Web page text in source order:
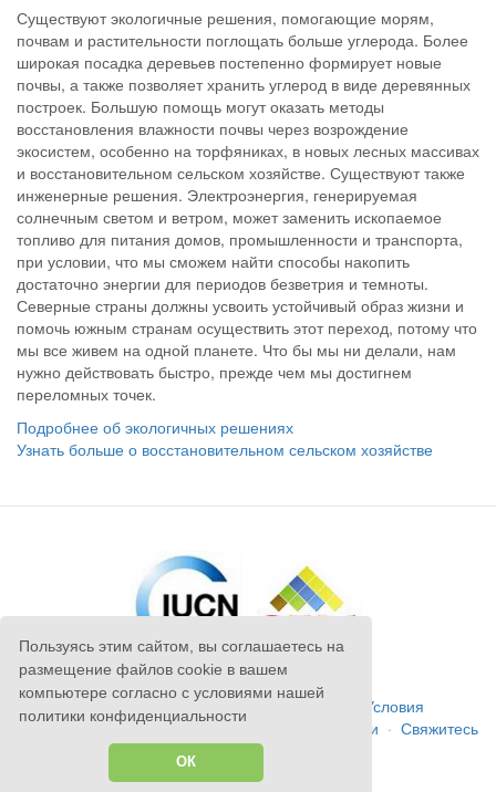
Пользуясь этим сайтом, вы соглашаетесь на
размещение файлов cookie в вашем
компьютере согласно с условиями нашей
политики конфиденциальности
ОК
Существуют экологичные решения, помогающие морям,
почвам и растительности поглощать больше углерода. Более
широкая посадка деревьев постепенно формирует новые
почвы, а также позволяет хранить углерод в виде деревянных
построек. Большую помощь могут оказать методы
восстановления влажности почвы через возрождение
экосистем, особенно на торфяниках, в новых лесных массивах
и восстановительном сельском хозяйстве. Существуют также
инженерные решения. Электроэнергия, генерируемая
солнечным светом и ветром, может заменить ископаемое
топливо для питания домов, промышленности и транспорта,
при условии, что мы сможем найти способы накопить
достаточно энергии для периодов безветрия и темноты.
Северные страны должны усвоить устойчивый образ жизни и
помочь южным странам осуществить этот переход, потому что
мы все живем на одной планете. Что бы мы ни делали, нам
нужно действовать быстро, прежде чем мы достигнем
переломных точек.
Подробнее об экологичных решениях
Узнать больше о восстановительном сельском хозяйстве
Авторское право ©
Условия
Использования · Правила Конфиденциальности · Свяжитесь
с Нами · К Началу Страницы